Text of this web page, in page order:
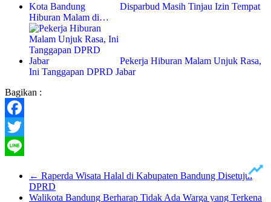
Disparbud Masih Tinjau Izin Tempat
Hiburan Malam di…
Pekerja Hiburan Malam Unjuk Rasa,
Ini Tanggapan DPRD Jabar
Bagikan :
Facebook
Twitter
← Raperda Wisata Halal di Kabupaten Bandung Disetujui
DPRD
Walikota Bandung Berharap Tidak Ada Warga yang Terkena